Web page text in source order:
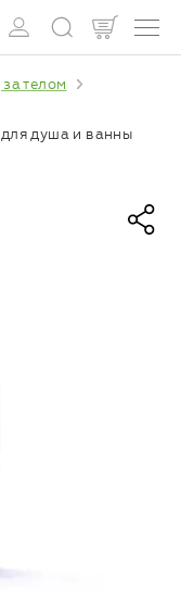
телом
душа и ванны